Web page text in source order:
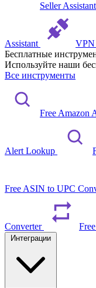
Seller
Assistant
VPN
Бесплатные
Используйте наши
Все инструменты
Free Amazon
Alert Lookup
Free ASIN to UPC
Converter